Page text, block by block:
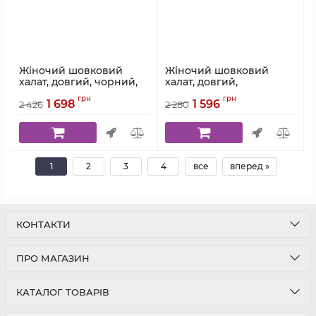
Жіночий шовковий
халат, довгий, чорний,
Артикул:774
2 426 1 698 грн
Жіночий шовковий
халат, довгий,
модель 795Д
2 280 1 596 грн
1 2 3 4 все вперед »
КОНТАКТИ
ПРО МАГАЗИН
КАТАЛОГ ТОВАРІВ